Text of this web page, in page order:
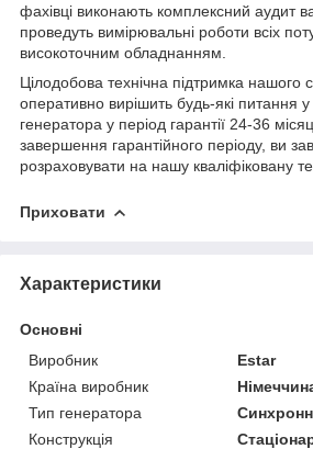
фахівці виконають комплексний аудит
проведуть вимірювальні роботи всіх
високоточним обладнанням.
Цілодобова технічна підтримка нашого
оперативно вирішить будь-які питання у
генератора у період гарантії 24-36
завершення гарантійного періоду, ви
розраховувати на нашу кваліфіковану
Приховати
Характеристики
Основні
Виробник
Estar
Країна виробник
Тип генератора
Конструкція